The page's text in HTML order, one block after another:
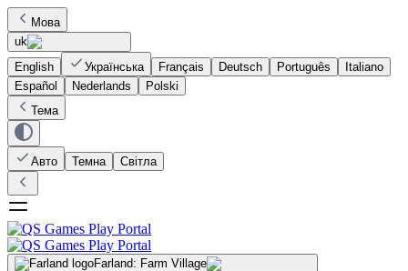
Мова
uk
English
Українська Français Deutsch Português
Italiano
Español
Nederlands
Polski
Тема
Авто Темна Світла
Farland: Farm Village